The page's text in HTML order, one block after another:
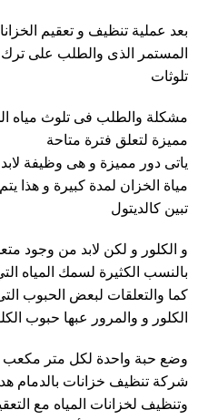
بعد عملية تنظيف و تعقيم
المستمر الذى والطلب على
تلوثات
مشكلة والطلب فى تلوث مياه
مميزة لتعلق فترة متاحة
ياتى دور مميزة و هى وظيفة
مياة الخزان لمدة كبيرة و هذا
تبين كالديتول
و الكلور و لكن لابد من وجود
بالنسب الكثيرة لسمك المياه
كما والتعلقات لبعض الحبوب
الكلور و والمرور عبها حبوب
وضع حبة واحدة لكل متر مكعب
شركة تنظيف خزانات بالدمام
وتنظيف لخزانات المياه مع